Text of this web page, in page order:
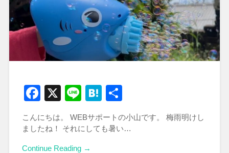
Facebook
X LineHatena
有
こんにちは。 WEBサポートの小山です。 梅雨明けし
ましたね！ それにしても暑い…
Continue Reading →